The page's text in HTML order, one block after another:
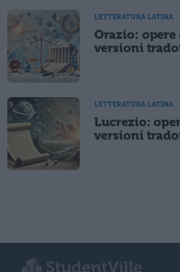
LETTERATURA LATINA
Orazio: opere
versioni
LETTERATURA LATINA
Lucrezio:
versioni